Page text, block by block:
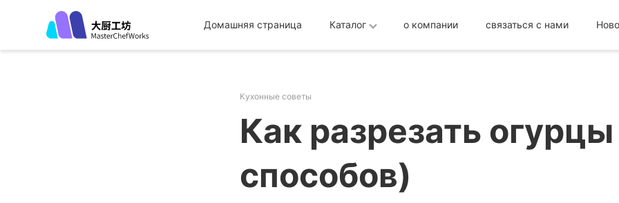
Домашняя страница Каталог о компании связаться с нами
Кухонные советы
Как разрезать
способов)